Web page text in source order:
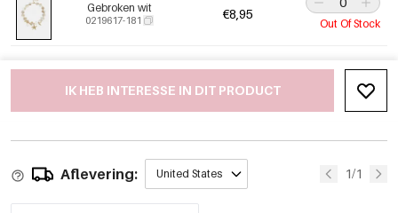
Gebroken wit
0219617-181 €8,95
Out Of Stock
IK HEB INTERESSE IN DIT PRODUCT
Aflevering: United States 1/1